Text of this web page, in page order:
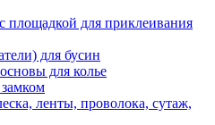
площадкой для приклеивания
для бусин
для колье
ленты, проволока, сутаж,